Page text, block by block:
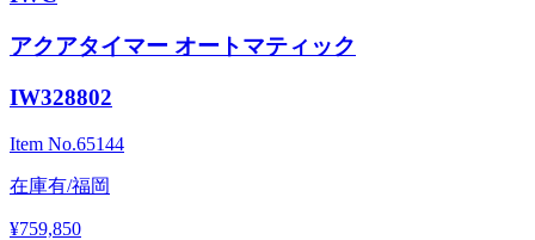
アクアタイマー オートマティック
IW328802
Item No.65144
在庫有/福岡
¥759,850